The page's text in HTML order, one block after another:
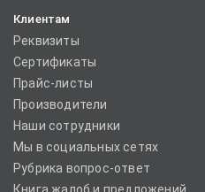
Клиентам
Реквизиты
Сертификаты
Прайс-листы
Производители
Наши сотрудники
Мы в социальных сетях
Рубрика вопрос-ответ